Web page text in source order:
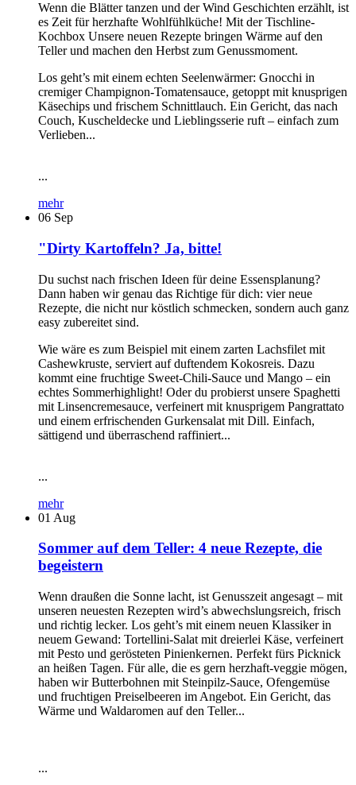
Wenn die Blätter tanzen und der Wind Geschichten erzählt, ist
es Zeit für herzhafte Wohlfühlküche! Mit der Tischline-
Kochbox Unsere neuen Rezepte bringen Wärme auf den
Teller und machen den Herbst zum Genussmoment.
Los geht’s mit einem echten Seelenwärmer: Gnocchi in
cremiger Champignon-Tomatensauce, getoppt mit knusprigen
Käsechips und frischem Schnittlauch. Ein Gericht, das nach
Couch, Kuscheldecke und Lieblingsserie ruft – einfach zum
Verlieben...
...
mehr
06 Sep
"Dirty Kartoffeln? Ja, bitte!
Du suchst nach frischen Ideen für deine Essensplanung?
Dann haben wir genau das Richtige für dich: vier neue
Rezepte, die nicht nur köstlich schmecken, sondern auch ganz
easy zubereitet sind.
Wie wäre es zum Beispiel mit einem zarten Lachsfilet mit
Cashewkruste, serviert auf duftendem Kokosreis. Dazu
kommt eine fruchtige Sweet-Chili-Sauce und Mango – ein
echtes Sommerhighlight! Oder du probierst unsere Spaghetti
mit Linsencremesauce, verfeinert mit knusprigem Pangrattato
und einem erfrischenden Gurkensalat mit Dill. Einfach,
sättigend und überraschend raffiniert...
...
mehr
01 Aug
Sommer auf dem Teller: 4 neue Rezepte, die
begeistern
Wenn draußen die Sonne lacht, ist Genusszeit angesagt – mit
unseren neuesten Rezepten wird’s abwechslungsreich, frisch
und richtig lecker. Los geht’s mit einem neuen Klassiker in
neuem Gewand: Tortellini-Salat mit dreierlei Käse, verfeinert
mit Pesto und gerösteten Pinienkernen. Perfekt fürs Picknick
an heißen Tagen. Für alle, die es gern herzhaft-veggie mögen,
haben wir Butterbohnen mit Steinpilz-Sauce, Ofengemüse
und fruchtigen Preiselbeeren im Angebot. Ein Gericht, das
Wärme und Waldaromen auf den Teller...
...